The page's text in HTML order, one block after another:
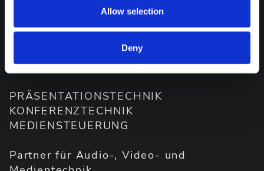
Allow selection
Deny
PRÄSENTATIONSTECHNIK
KONFERENZTECHNIK
MEDIENSTEUERUNG
Partner für Audio-, Video- und